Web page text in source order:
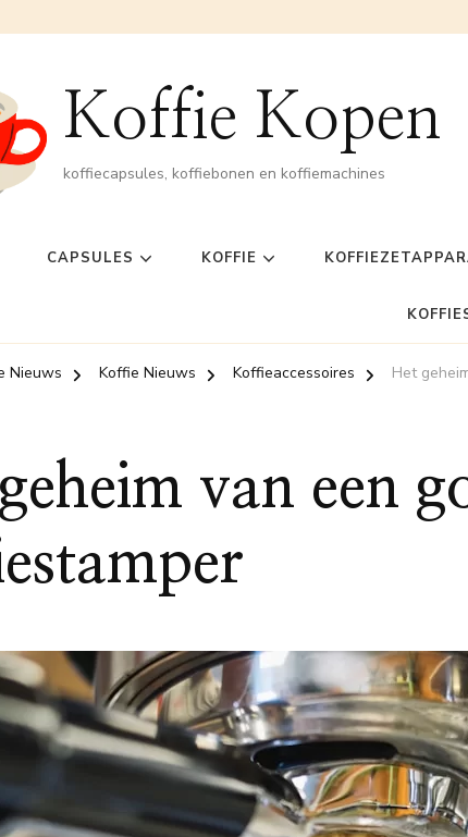
Koffie Kopen
koffiecapsules, koffiebonen en koffiemachines
CAPSULES KOFFIE
Nieuws Koffie Nieuws Koffieaccessoires Het
van een